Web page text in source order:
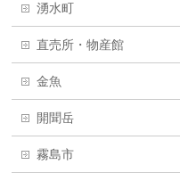
湧水町
直売所・物産館
金魚
開聞岳
霧島市